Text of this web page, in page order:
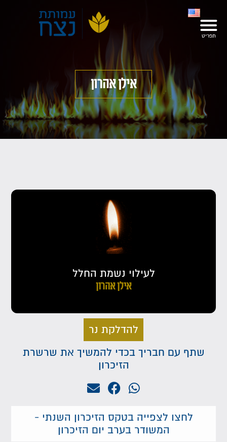
אילן אהרון
לעילוי נשמת החלל
אילן אהרון
להדלקת נר
שתף עם חבריך בכדי להמשיך את שרשרת
הזיכרון
לחצו לצפייה בטקס הזיכרון השנתי -
המשודר בערב יום הזיכרון